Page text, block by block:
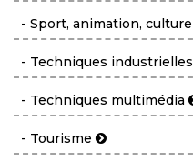
- Sport, animation, culture
- Techniques industrielles
- Techniques multimédia
- Tourisme